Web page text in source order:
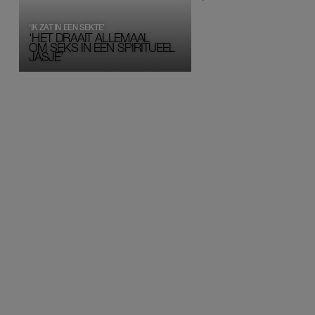
‘HET DRAAIT ALLEMAAL
OM SEKS IN EEN SPIRITUEEL
JASJE’
‘IK ZAT IN EEN SEKTE’